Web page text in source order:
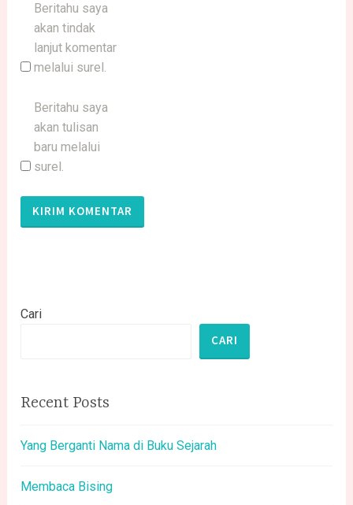
Beritahu saya
akan tindak
lanjut komentar
melalui surel.
Beritahu saya
akan tulisan
baru melalui
surel.
Cari
CARI
Recent Posts
Yang Berganti Nama di Buku Sejarah
Membaca Bising